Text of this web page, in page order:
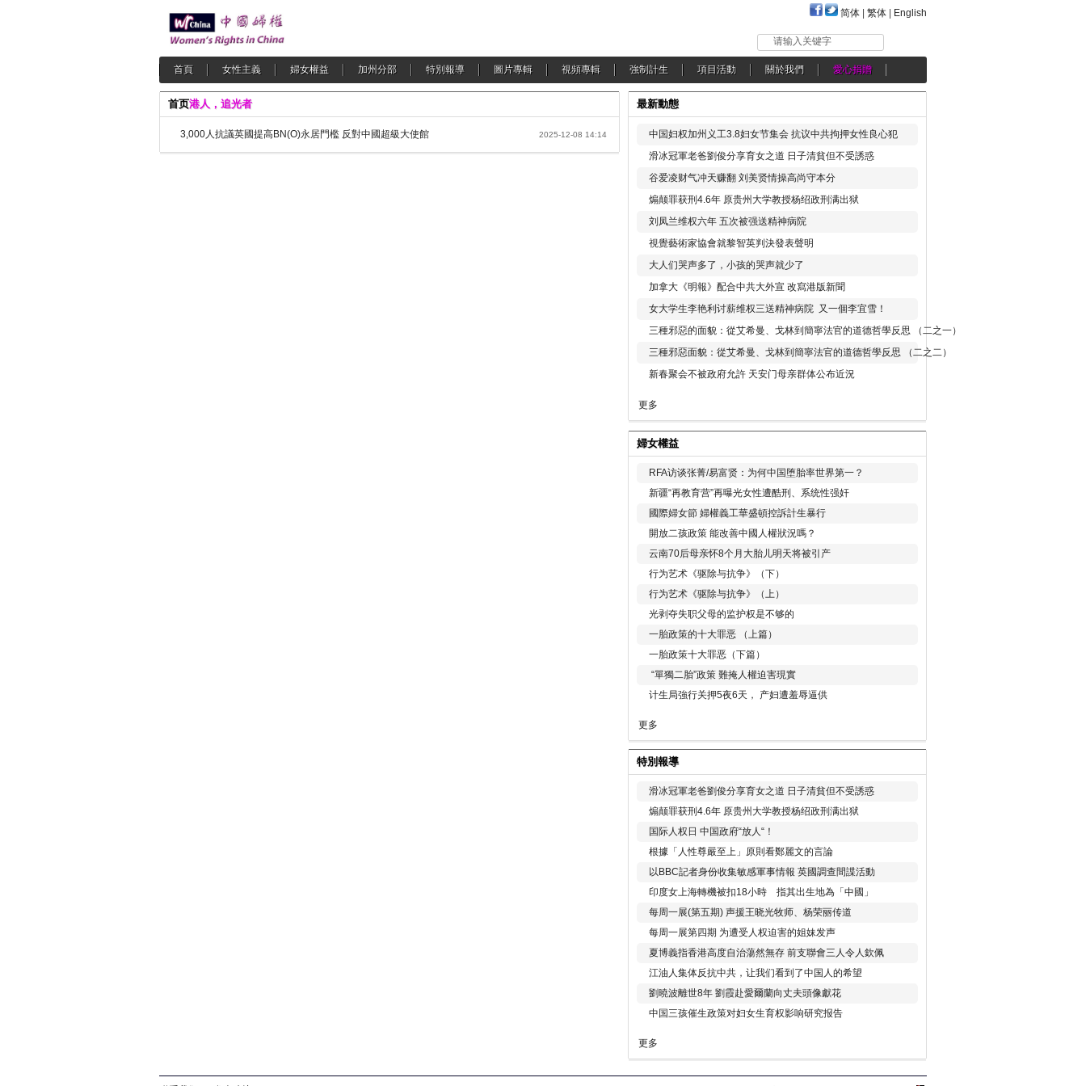
简体 繁体 English
请输入关键字
首頁 女性主義 婦女權益 加州分部 特別報導 圖片專輯 視頻專輯 強制計生 項目活動 關於我們 愛心捐贈
首页港人，追光者
3,000人抗議英國提高BN(O)永居門檻 反對中國超級大使館 2025-12-08 14:14
最新動態
中国妇权加州义工3.8妇女节集会 抗议中共拘押女性良心犯
滑冰冠軍老爸劉俊分享育女之道 日子清貧但不受誘惑
谷爱凌财气冲天赚翻 刘美贤情操高尚守本分
煽颠罪获刑4.6年 原贵州大学教授杨绍政刑满出狱
刘凤兰维权六年 五次被强送精神病院
視覺藝術家協會就黎智英判決發表聲明
大人们哭声多了，小孩的哭声就少了
加拿大《明報》配合中共大外宣 改寫港版新聞
女大学生李艳利讨薪维权三送精神病院 又一個李宜雪！
三種邪惡的面貌：從艾希曼、戈林到簡寧法官的道德哲學反思 （二之一）
三種邪惡面貌：從艾希曼、戈林到簡寧法官的道德哲學反思 （二之二）
新春聚会不被政府允許 天安门母亲群体公布近況
更多
婦女權益
RFA访谈张菁/易富贤：为何中国堕胎率世界第一？
新疆“再教育营”再曝光女性遭酷刑、系统性强奸
國際婦女節 婦權義工華盛頓控訴計生暴行
開放二孩政策 能改善中國人權狀況嗎？
云南70后母亲怀8个月大胎儿明天将被引产
行为艺术《驱除与抗争》（下）
行为艺术《驱除与抗争》（上）
光剥夺失职父母的监护权是不够的
一胎政策的十大罪恶 （上篇）
一胎政策十大罪恶（下篇）
“單獨二胎”政策 難掩人權迫害現實
计生局強行关押5夜6天， 产妇遭羞辱逼供
更多
特別報導
滑冰冠軍老爸劉俊分享育女之道 日子清貧但不受誘惑
煽颠罪获刑4.6年 原贵州大学教授杨绍政刑满出狱
国际人权日 中国政府“放人“！
根據「人性尊嚴至上」原則看鄭麗文的言論
以BBC記者身份收集敏感軍事情報 英國調查間諜活動
印度女上海轉機被扣18小時 指其出生地為「中國」
每周一展(第五期) 声援王晓光牧师、杨荣丽传道
每周一展第四期 为遭受人权迫害的姐妹发声
夏博義指香港高度自治蕩然無存 前支聯會三人令人欽佩
江油人集体反抗中共，让我们看到了中国人的希望
劉曉波離世8年 劉霞赴愛爾蘭向丈夫頭像獻花
中国三孩催生政策对妇女生育权影响研究报告
更多